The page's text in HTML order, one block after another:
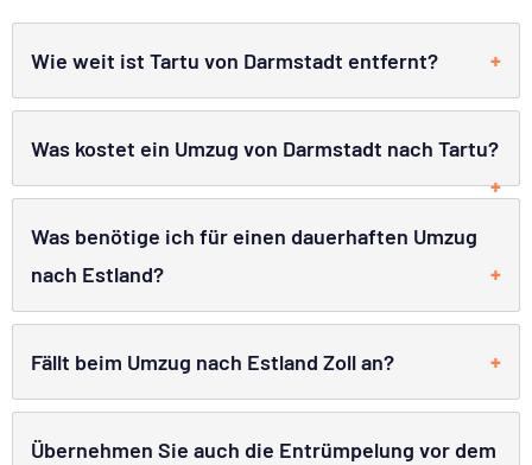
Wie weit ist Tartu von Darmstadt entfernt?
Was kostet ein Umzug von Darmstadt nach Tartu?
Was benötige ich für einen dauerhaften Umzug
nach Estland?
Fällt beim Umzug nach Estland Zoll an?
Übernehmen Sie auch die Entrümpelung vor dem